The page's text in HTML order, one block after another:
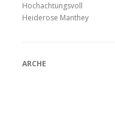
Hochachtungsvoll
Heiderose Manthey
ARCHE